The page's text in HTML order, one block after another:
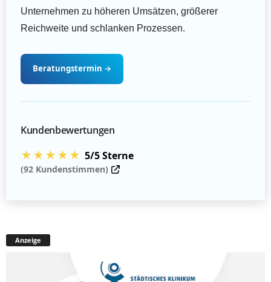
Unternehmen zu höheren Umsätzen, größerer
Reichweite und schlanken Prozessen.
Beratungstermin →
Kundenbewertungen
★★★★★ 5/5 Sterne
(92 Kundenstimmen)
Anzeige